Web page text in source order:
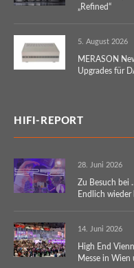
„Refined“
5. August 2026
MERASON
Upgrades für
HIFI-REPORT
28. Juni 2026
Zu Besuch bei
Endlich wieder
14. Juni 2026
High End
Messe in Wien